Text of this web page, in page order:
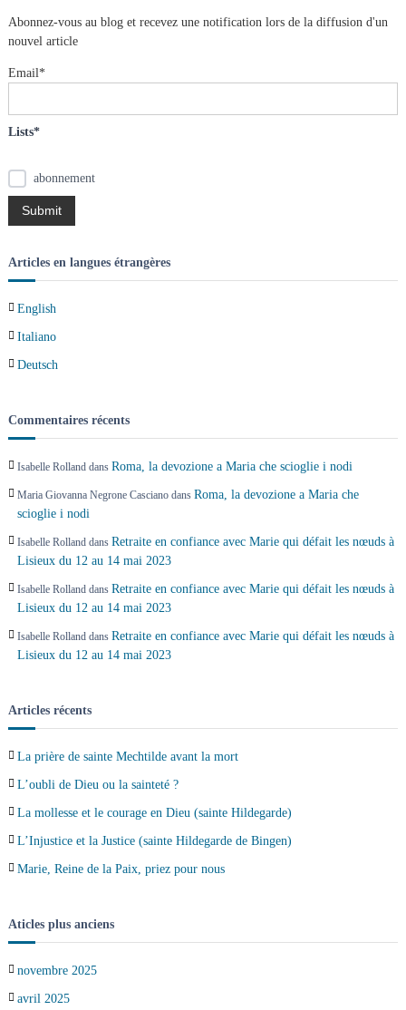
g
a
t
i
o
d
e
s
a
r
t
i
c
e
c
h
e
r
e
r
Abonnez-vous au blog et recevez une notification lors de la diffusion d'un
nouvel article
Email*
Lists*
abonnement
Articles en langues étrangères
English
Italiano
Deutsch
Commentaires récents
Isabelle Rollanddans Roma, la devozione a Maria che scioglie i nodi
Maria Giovanna Negrone Cascianodans Roma, la devozione a Maria che
scioglie i nodi
Isabelle Rollanddans Retraite en confiance avec Marie qui défait les nœuds à
Lisieux du 12 au 14 mai 2023
Isabelle Rollanddans Retraite en confiance avec Marie qui défait les nœuds à
Lisieux du 12 au 14 mai 2023
Isabelle Rollanddans Retraite en confiance avec Marie qui défait les nœuds à
Lisieux du 12 au 14 mai 2023
Articles récents
La prière de sainte Mechtilde avant la mort
L’oubli de Dieu ou la sainteté ?
La mollesse et le courage en Dieu (sainte Hildegarde)
L’Injustice et la Justice (sainte Hildegarde de Bingen)
Marie, Reine de la Paix, priez pour nous
Aticles plus anciens
novembre 2025
avril 2025